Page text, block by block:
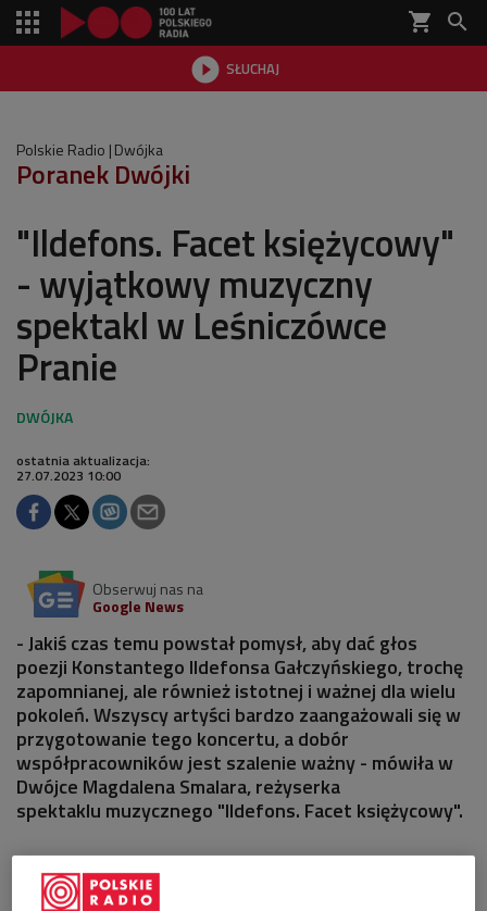
shopping_cart 
 SŁUCHAJ

Polskie Radio Dwójka
Poranek Dwójki
"Ildefons. Facet księżycowy"
- wyjątkowy muzyczny
spektakl w Leśniczówce
Pranie
ostatnia aktualizacja:
27.07.2023 10:00
Obserwuj nas na
Google News
- Jakiś czas temu powstał pomysł, aby dać głos
poezji Konstantego Ildefonsa Gałczyńskiego, trochę
zapomnianej, ale również istotnej i ważnej dla wielu
pokoleń. Wszyscy artyści bardzo zaangażowali się w
przygotowanie tego koncertu, a dobór
współpracowników jest szalenie ważny - mówiła w
Dwójce Magdalena Smalara, reżyserka
spektaklu muzycznego "Ildefons. Facet księżycowy".